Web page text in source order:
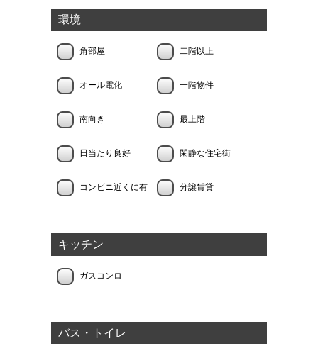
環境
角部屋 二階以上
オール電化 一階物件
南向き 最上階
日当たり良好 閑静な住宅街
コンビニ近くに有 分譲賃貸
キッチン
ガスコンロ
バス・トイレ